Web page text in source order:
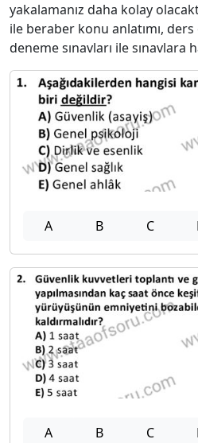
yakalamanız daha kolay
ile beraber konu anlatımı,
deneme sınavları ile sınavlara
A B C
A B C